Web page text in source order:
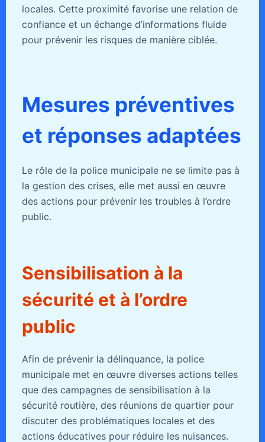
locales. Cette proximité favorise une relation de
confiance et un échange d’informations fluide
pour prévenir les risques de manière ciblée.
Mesures préventives
et réponses adaptées
Le rôle de la police municipale ne se limite pas à
la gestion des crises, elle met aussi en œuvre
des actions pour prévenir les troubles à l’ordre
public.
Sensibilisation à la
sécurité et à l’ordre
public
Afin de prévenir la délinquance, la police
municipale met en œuvre diverses actions telles
que des campagnes de sensibilisation à la
sécurité routière, des réunions de quartier pour
discuter des problématiques locales et des
actions éducatives pour réduire les nuisances.